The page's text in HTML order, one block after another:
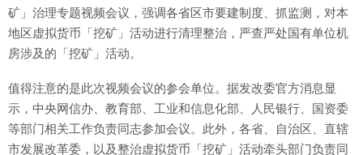
矿」治理专题视频会议，强调各省区市要建制度、抓监测，对本
地区虚拟货币「挖矿」活动进行清理整治，严查严处国有单位机
房涉及的「挖矿」活动。
值得注意的是此次视频会议的参会单位。据发改委官方消息显
示，中央网信办、教育部、工业和信息化部、人民银行、国资委
等部门相关工作负责同志参加会议。此外，各省、自治区、直辖
市发展改革委，以及整治虚拟货币「挖矿」活动牵头部门负责同